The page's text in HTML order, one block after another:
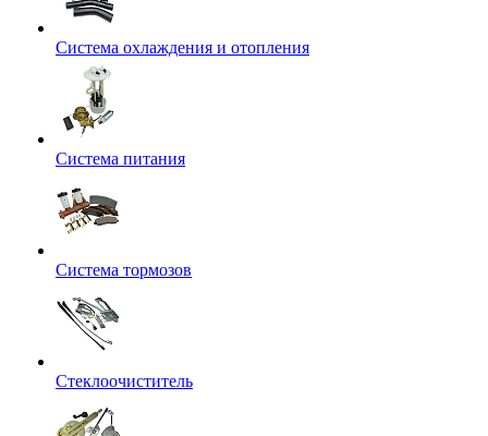
Система охлаждения и отопления
Система питания
Система тормозов
Стеклоочиститель